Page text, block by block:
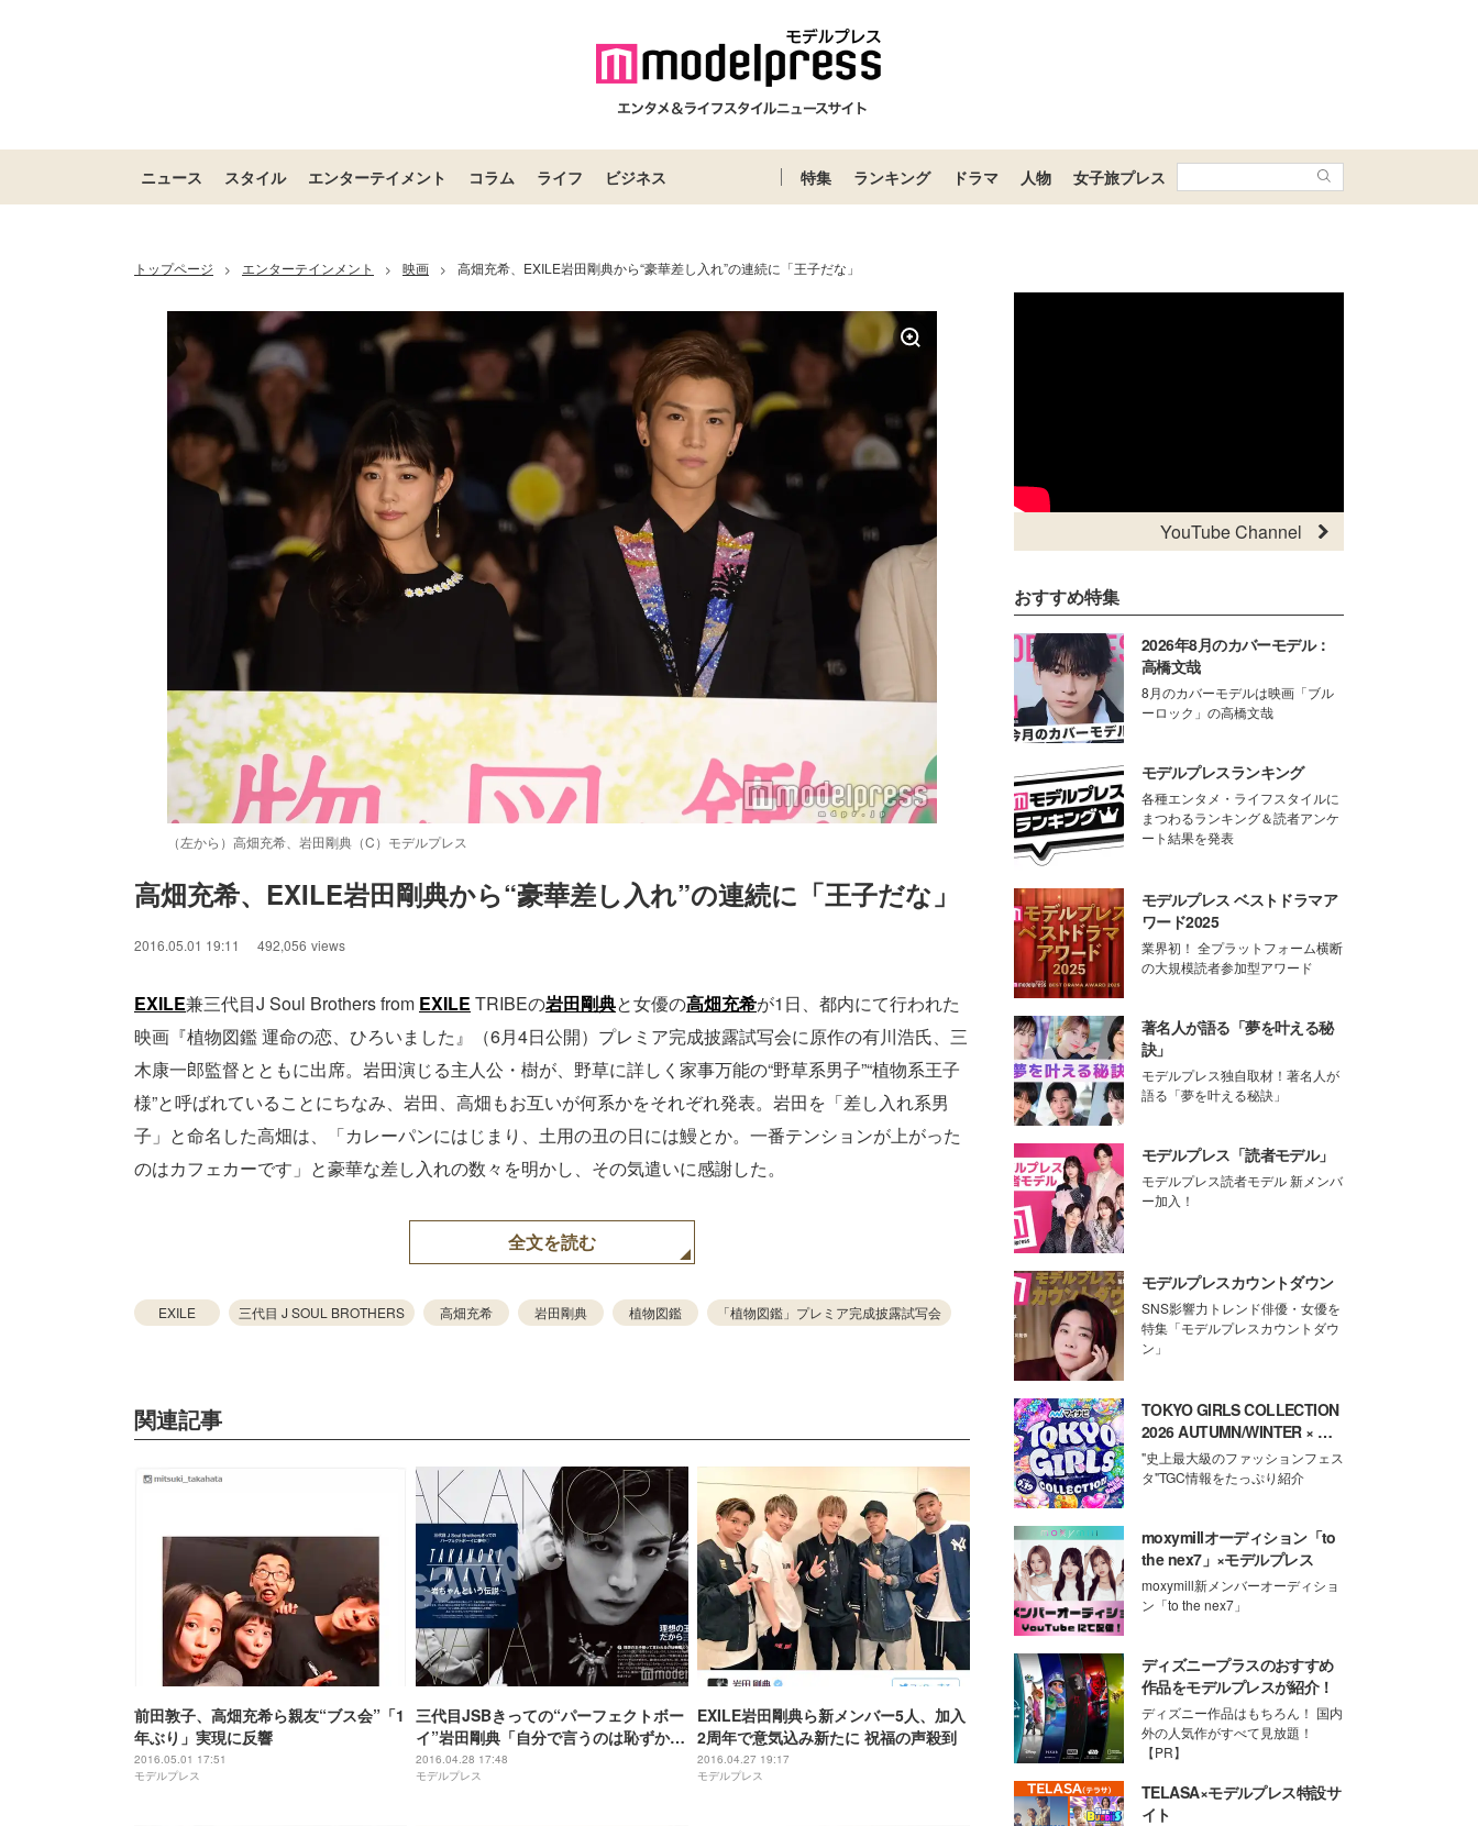
ニュース スタイル エンターテイメント コラム ライフ ビジネス 特集 ランキング ドラマ 人物 女子旅プレス
トップページ > エンターテインメント > 映画 > 高畑充希、EXILE岩田剛典から“豪華差し入れ”の連続に「王子だな」
（左から）高畑充希、岩田剛典（C）モデルプレス
高畑充希、EXILE岩田剛典から“豪華差し入れ”の連続に「王子だな」
2016.05.01 19:11 492,056 views
EXILE兼三代目J Soul Brothers from EXILE TRIBEの岩田剛典と女優の高畑充希が1日、都内にて行われた
映画『植物図鑑 運命の恋、ひろいました』（6月4日公開）プレミア完成披露試写会に原作の有川浩氏、三
木康一郎監督とともに出席。岩田演じる主人公・樹が、野草に詳しく家事万能の“野草系男子”“植物系王子
様”と呼ばれていることにちなみ、岩田、高畑もお互いが何系かをそれぞれ発表。岩田を「差し入れ系男
子」と命名した高畑は、「カレーパンにはじまり、土用の丑の日には鰻とか。一番テンションが上がった
のはカフェカーです」と豪華な差し入れの数々を明かし、その気遣いに感謝した。
全文を読む
EXILE 三代目 J SOUL BROTHERS 高畑充希 岩田剛典 植物図鑑 「植物図鑑」プレミア完成披露試写会
関連記事
前田敦子、高畑充希ら親友“ブス会”「1
年ぶり」実現に反響
2016.05.01 17:51
モデルプレス
三代目JSBきっての“パーフェクトボー
イ”岩田剛典「自分で言うのは恥ずかし
い」武器とは
2016.04.28 17:48
モデルプレス
EXILE岩田剛典ら新メンバー5人、加入
2周年で意気込み新たに 祝福の声殺到
2016.04.27 19:17
モデルプレス
YouTube Channel
おすすめ特集
2026年8月のカバーモデル：
高橋文哉
8月のカバーモデルは映画「ブル
ーロック」の高橋文哉
モデルプレスランキング
各種エンタメ・ライフスタイルに
まつわるランキング＆読者アンケ
ート結果を発表
モデルプレス ベストドラマア
ワード2025
業界初！ 全プラットフォーム横断
の大規模読者参加型アワード
著名人が語る「夢を叶える秘
訣」
モデルプレス独自取材！著名人が
語る「夢を叶える秘訣」
モデルプレス「読者モデル」
モデルプレス読者モデル 新メンバ
ー加入！
モデルプレスカウントダウン
SNS影響力トレンド俳優・女優を
特集「モデルプレスカウントダウ
ン」
TOKYO GIRLS COLLECTION
2026 AUTUMN/WINTER × モ
デルプレス
"史上最大級のファッションフェス
タ"TGC情報をたっぷり紹介
moxymillオーディション「to
the nex7」×モデルプレス
moxymill新メンバーオーディショ
ン「to the nex7」
ディズニープラスのおすすめ
作品をモデルプレスが紹介！
ディズニー作品はもちろん！ 国内
外の人気作がすべて見放題！
【PR】
TELASA×モデルプレス特設サ
イト